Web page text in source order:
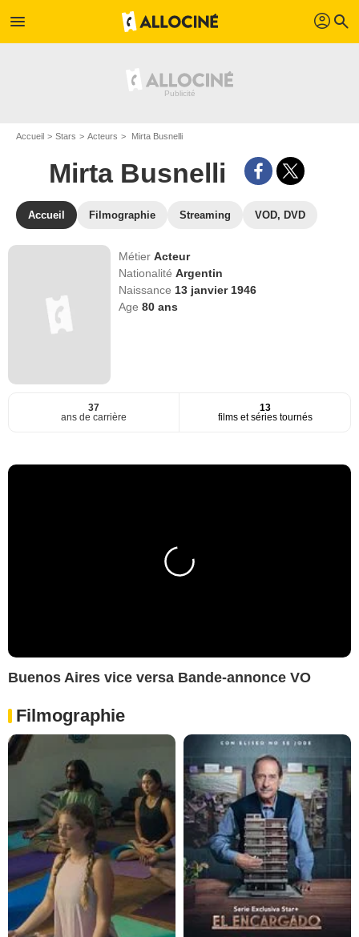
menu profil search
Accueil Stars Acteurs Mirta Busnelli
Mirta Busnelli
Accueil Filmographie Streaming VOD, DVD
MétierActeur
NationalitéArgentin
Naissance 13 janvier 1946
Age80 ans
37
ans de carrière
13
films et séries tournés
Buenos Aires vice versa Bande-annonce VO
Filmographie